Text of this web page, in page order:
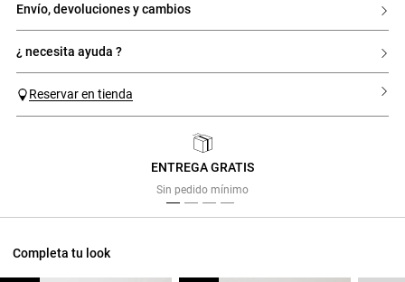
envío, devoluciones y cambios
¿ necesita ayuda ?
Reservar en tienda
ENTREGA GRATIS
Sin pedido mínimo
Completa tu look